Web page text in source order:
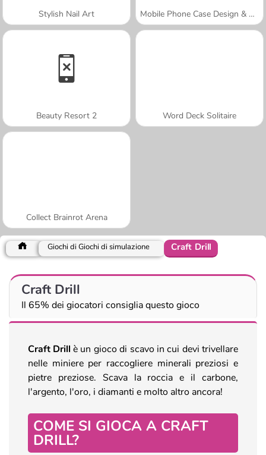
Stylish Nail Art Mobile Phone Case Design & DIY
Beauty Resort 2 Word Deck Solitaire
Collect Brainrot Arena
Giochi di Giochi di simulazione Craft Drill
Craft Drill
Il 65% dei giocatori consiglia questo gioco
Craft Drill è un gioco di scavo in cui devi trivellare
nelle miniere per raccogliere minerali preziosi e
pietre preziose. Scava la roccia e il carbone,
l'argento, l'oro, i diamanti e molto altro ancora!
COME SI GIOCA A CRAFT
DRILL?